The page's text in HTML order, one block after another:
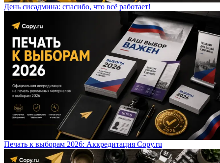
День сисадмина: спасибо, что всё работает!
Печать к выборам 2026: Аккредитация Copy.ru